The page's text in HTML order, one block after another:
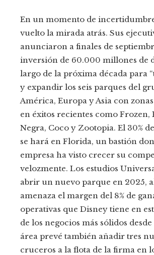
En un momento de
vuelto la mirada atrás. Sus
anunciaron a finales de
inversión de 60.000 millones de
largo de la próxima década para
y expandir los seis parques del
América, Europa y Asia con
en éxitos recientes como Frozen,
Negra, Coco y Zootopia. El 30%
se hará en Florida, un bastión
empresa ha visto crecer su
velozmente. Los estudios
abrir un nuevo parque en 2025,
amenaza el margen del 8% de
operativas que Disney tiene en
de los negocios más sólidos desde
área prevé también añadir tres
cruceros a la flota de la firma en